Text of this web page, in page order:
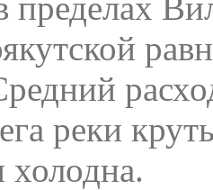
реки
холодна.